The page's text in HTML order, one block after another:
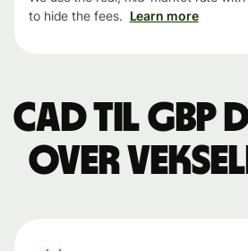
to hide the fees. Learn more
CAD til GBP
over